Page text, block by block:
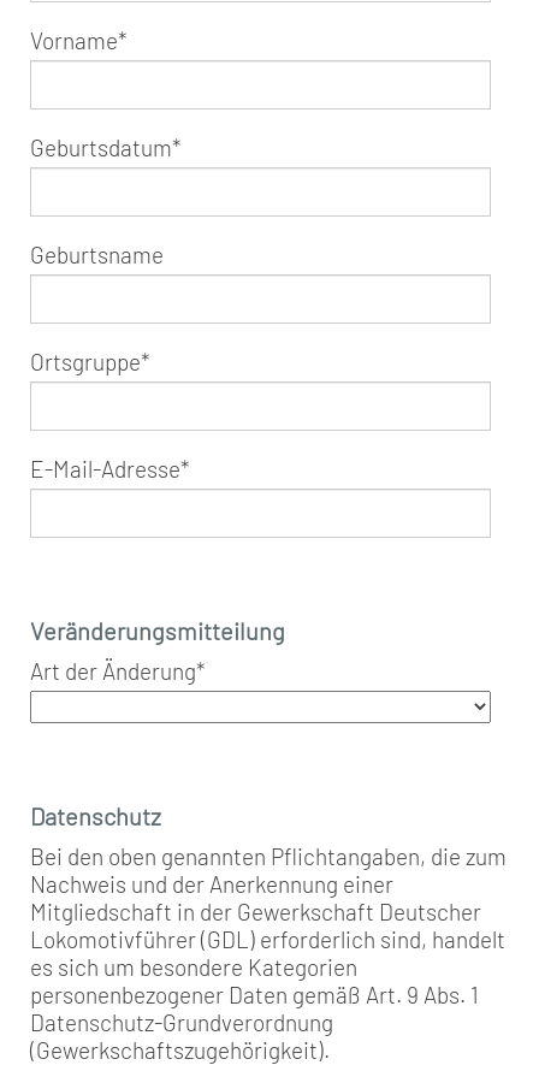
Vorname*
Geburtsdatum*
Geburtsname
Ortsgruppe*
E-Mail-Adresse*
Veränderungsmitteilung
Art der Änderung*
Datenschutz
Bei den oben genannten Pflichtangaben, die zum
Nachweis und der Anerkennung einer
Mitgliedschaft in der Gewerkschaft Deutscher
Lokomotivführer (GDL) erforderlich sind, handelt
es sich um besondere Kategorien
personenbezogener Daten gemäß Art. 9 Abs. 1
Datenschutz-Grundverordnung
(Gewerkschaftszugehörigkeit).